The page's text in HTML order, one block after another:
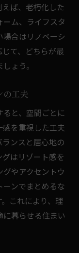
ば、老朽化した
ム、ライフスタ
合はリノベーシ
て、どちらが最
ょう。
の工夫
と、空間ごとに
を重視した工夫
ンスと居心地の
はリゾート感を
やアクセントウ
ンでまとめるな
これにより、理
暮らせる住まい